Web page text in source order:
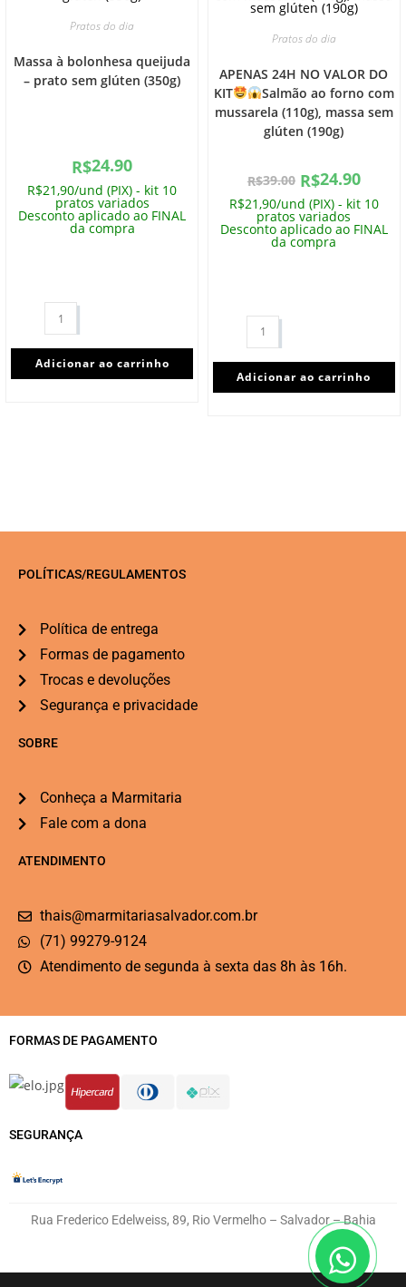
Pratos do dia
Massa à bolonhesa queijuda
– prato sem glúten (350g)
R$24.90
R$21,90/und (PIX) - kit 10
pratos variados
Desconto aplicado ao FINAL
da compra
Adicionar ao carrinho
Pratos do dia
APENAS 24H NO VALOR DO
KIT
Salmão ao forno com
mussarela (110g), massa sem
glúten (190g)
R$39.00 R$24.90
R$21,90/und (PIX) - kit 10
pratos variados
Desconto aplicado ao FINAL
da compra
Adicionar ao carrinho
POLÍTICAS/REGULAMENTOS
Política de entrega
Formas de pagamento
Trocas e devoluções
Segurança e privacidade
SOBRE
Conheça a Marmitaria
Fale com a dona
ATENDIMENTO
thais@marmitariasalvador.com.br
(71) 99279-9124
Atendimento de segunda à sexta das 8h às 16h.
FORMAS DE PAGAMENTO
SEGURANÇA
Rua Frederico Edelweiss, 89, Rio Vermelho – Salvador – Bahia